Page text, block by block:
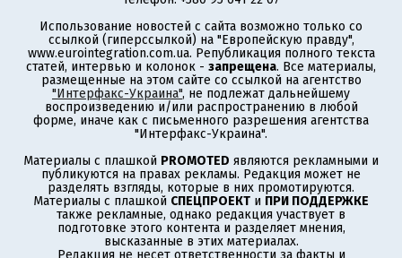
Использование новостей с сайта возможно только со
ссылкой (гиперссылкой) на "Европейскую правду",
www.eurointegration.com.ua. Републикация полного текста
статей, интервью и колонок - запрещена. Все материалы,
размещенные на этом сайте со ссылкой на агентство
"Интерфакс-Украина", не подлежат дальнейшему
воспроизведению и/или распространению в любой
форме, иначе как с письменного разрешения агентства
"Интерфакс-Украина".
Материалы с плашкой PROMOTED являются рекламными и
публикуются на правах рекламы. Редакция может не
разделять взгляды, которые в них промотируются.
Материалы с плашкой СПЕЦПРОЕКТ и ПРИ ПОДДЕРЖКЕ
также рекламные, однако редакция участвует в
подготовке этого контента и разделяет мнения,
высказанные в этих материалах.
Редакция не несет ответственности за факты и